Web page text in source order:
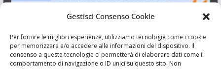
Gestisci Consenso Cookie
Per fornire le migliori esperienze, utilizziamo tecnologie come i cookie
per memorizzare e/o accedere alle informazioni del dispositivo. Il
consenso a queste tecnologie ci permetterà di elaborare dati come il
comportamento di navigazione o ID unici su questo sito. Non
Aut. del tribunale di Catania n.23/2011 del 20/09/2011 Dir.